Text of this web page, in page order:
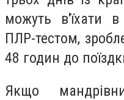
можуть в'їхати
ПЛР-тестом,
48 годин до
Якщо